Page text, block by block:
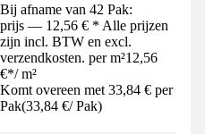
Bij afname van 42 Pak:
prijs — 12,56 € * Alle prijzen
zijn incl. BTW en excl.
verzendkosten. per m²12,56
€*/ m²
Komt overeen met 33,84 € per
Pak(33,84 €/ Pak)